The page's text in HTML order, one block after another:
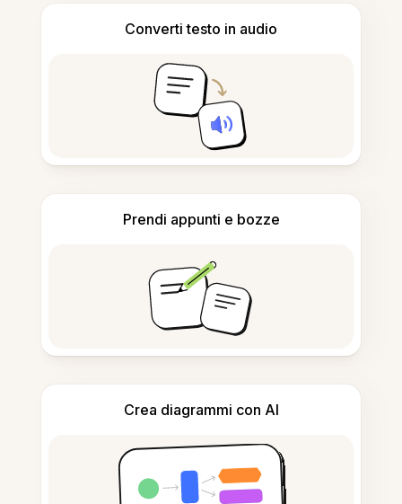
Converti testo in audio
Prendi appunti e bozze
Crea diagrammi con AI